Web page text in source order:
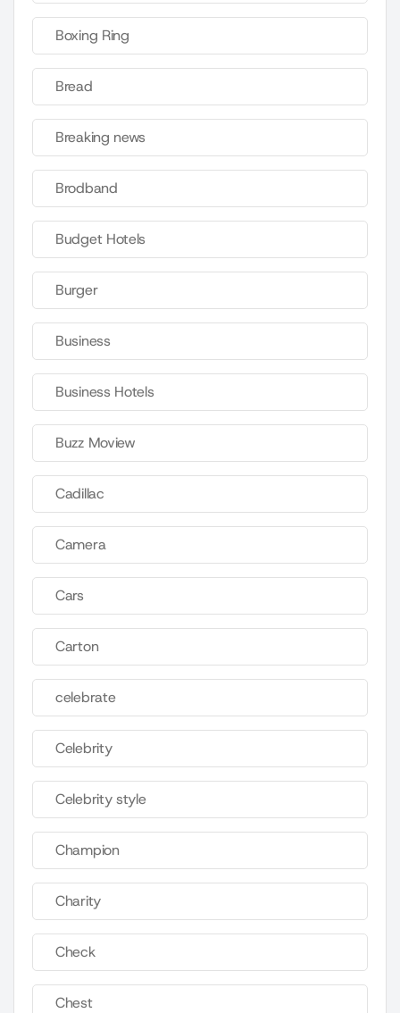
Boxing Ring
Bread
Breaking news
Brodband
Budget Hotels
Burger
Business
Business Hotels
Buzz Moview
Cadillac
Camera
Cars
Carton
celebrate
Celebrity
Celebrity style
Champion
Charity
Check
Chest